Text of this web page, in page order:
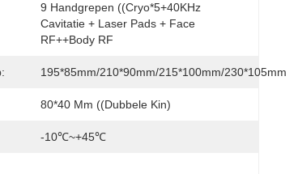
9 Handgrepen ((Cryo*5+40KHz
Cavitatie + Laser Pads + Face
RF++Body RF
195*85mm/210*90mm/215*100mm/230*105mm
80*40 Mm ((dubbele Kin)
-10℃~+45℃